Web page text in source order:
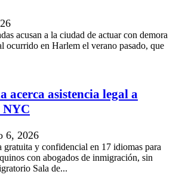
acusan a la ciudad de actuar con demora
ocurrido en Harlem el verano pasado, que
acerca asistencia legal a
NYC
6, 2026
gratuita y confidencial en 17 idiomas para
con abogados de inmigración, sin
Sala de...